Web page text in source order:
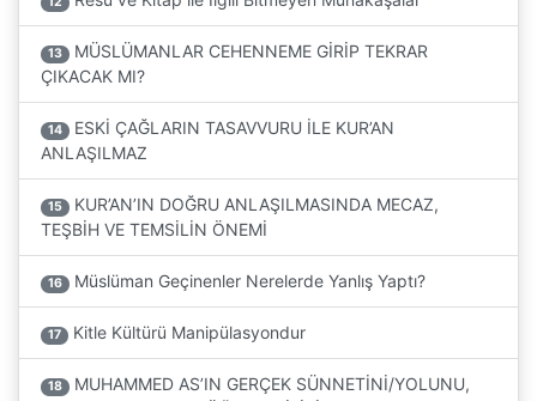
13
MÜSLÜMANLAR CEHENNEME GİRİP TEKRAR
ÇIKACAK MI?
14
ESKİ ÇAĞLARIN TASAVVURU İLE KUR’AN
ANLAŞILMAZ
15
KUR’AN’IN DOĞRU ANLAŞILMASINDA MECAZ,
TEŞBİH VE TEMSİLİN ÖNEMİ
16 Müslüman Geçinenler Nerelerde Yanlış Yaptı?
17 Kitle Kültürü Manipülasyondur
18
MUHAMMED AS’IN GERÇEK SÜNNETİNİ/YOLUNU,